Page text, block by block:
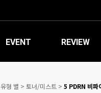
EVENT REVIEW
유형 별 > 토너/미스트 > 5 PDRN 비파